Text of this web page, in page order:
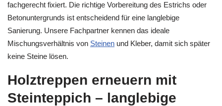
fachgerecht fixiert. Die richtige Vorbereitung des Estrichs oder
Betonuntergrunds ist entscheidend für eine langlebige
Sanierung. Unsere Fachpartner kennen das ideale
Mischungsverhältnis von Steinen und Kleber, damit sich später
keine Steine lösen.
Holztreppen erneuern mit
Steinteppich – langlebige